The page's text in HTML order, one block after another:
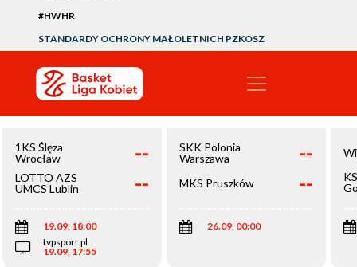
#HWHR
STANDARDY OCHRONY MAŁOLETNICH PZKOSZ
1KS Ślęza
Wrocław
--
LOTTO AZS
UMCS Lublin
--
19.09, 18:00
tvpsport.pl
19.09, 17:55
SKK Polonia
Warszawa
--
MKS Pruszków --
26.09, 00:00